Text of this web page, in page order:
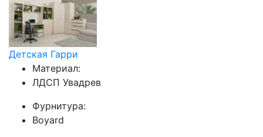
Детская Гарри
Материал:
ЛДСП Увадрев
Фурнитура:
Boyard